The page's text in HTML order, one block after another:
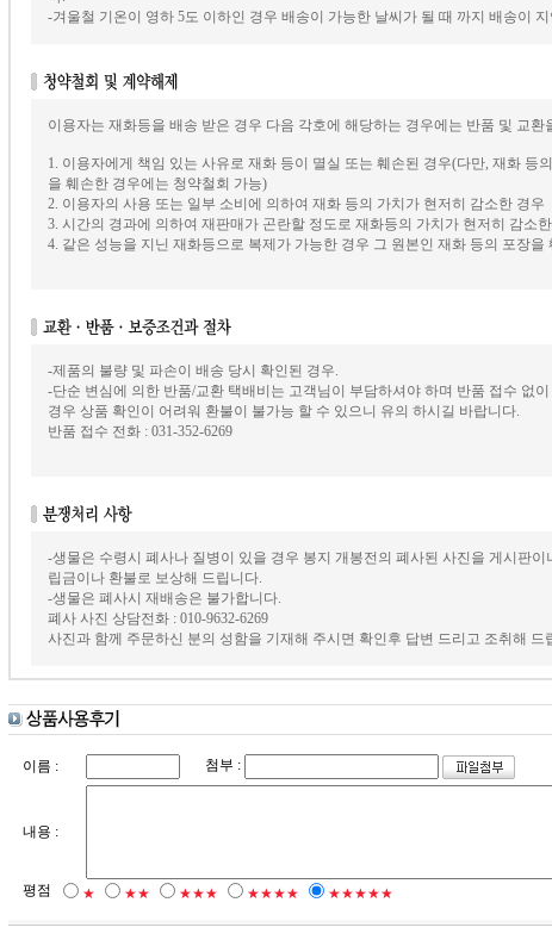
-겨울철 기온이 영하 5도 이하인 경우 배송이 가능한 날씨가 될 때 까지 배송이
이용자는 재화등을 배송 받은 경우 다음 각호에 해당하는 경우에는 반품 및 교환
1. 이용자에게 책임 있는 사유로 재화 등이 멸실 또는 훼손된 경우(다만, 재화 등
을 훼손한 경우에는 청약철회 가능)
2. 이용자의 사용 또는 일부 소비에 의하여 재화 등의 가치가 현저히 감소한 경우
3. 시간의 경과에 의하여 재판매가 곤란할 정도로 재화등의 가치가 현저히 감소
4. 같은 성능을 지닌 재화등으로 복제가 가능한 경우 그 원본인 재화 등의 포장을
-제품의 불량 및 파손이 배송 당시 확인된 경우.
-단순 변심에 의한 반품/교환 택배비는 고객님이 부담하셔야 하며 반품 접수 없
경우 상품 확인이 어려워 환불이 불가능 할 수 있으니 유의 하시길 바랍니다.
반품 접수 전화 : 031-352-6269
-생물은 수령시 폐사나 질병이 있을 경우 봉지 개봉전의 폐사된 사진을 게시판이
립금이나 환불로 보상해 드립니다.
-생물은 폐사시 재배송은 불가합니다.
폐사 사진 상담전화 : 010-9632-6269
사진과 함께 주문하신 분의 성함을 기재해 주시면 확인후 답변 드리고 조취해 드
이름 : 첨부 :
내용 :
평점 ★ ★★ ★★★ ★★★★ ★★★★★